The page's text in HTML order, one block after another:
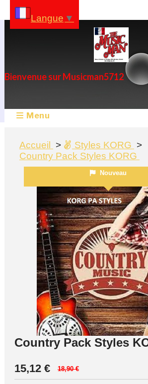
Bienvenue sur Musicman5712
Menu
Accueil
Styles KORG
Country Pack Styles KORG
Nouveau
Country Pack Styles
15,12€ 18,90 €
Langue ▼